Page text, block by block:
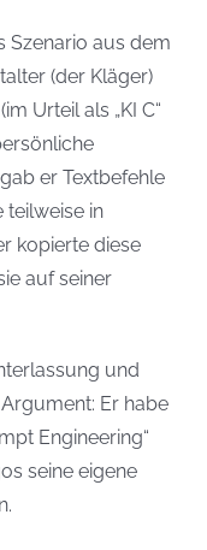
Szenario aus dem
(der Kläger)
Urteil als „KI C“
er Textbefehle
teilweise in
kopierte diese
auf seiner
und
Argument: Er habe
Engineering“
seine eigene